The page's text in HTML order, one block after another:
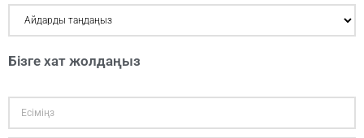
Бізге хат жолдаңыз